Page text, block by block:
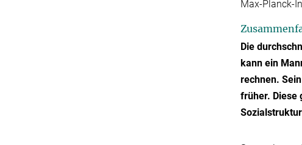
Max-Planck-
Die
kann ein
rechnen.
früher. Diese